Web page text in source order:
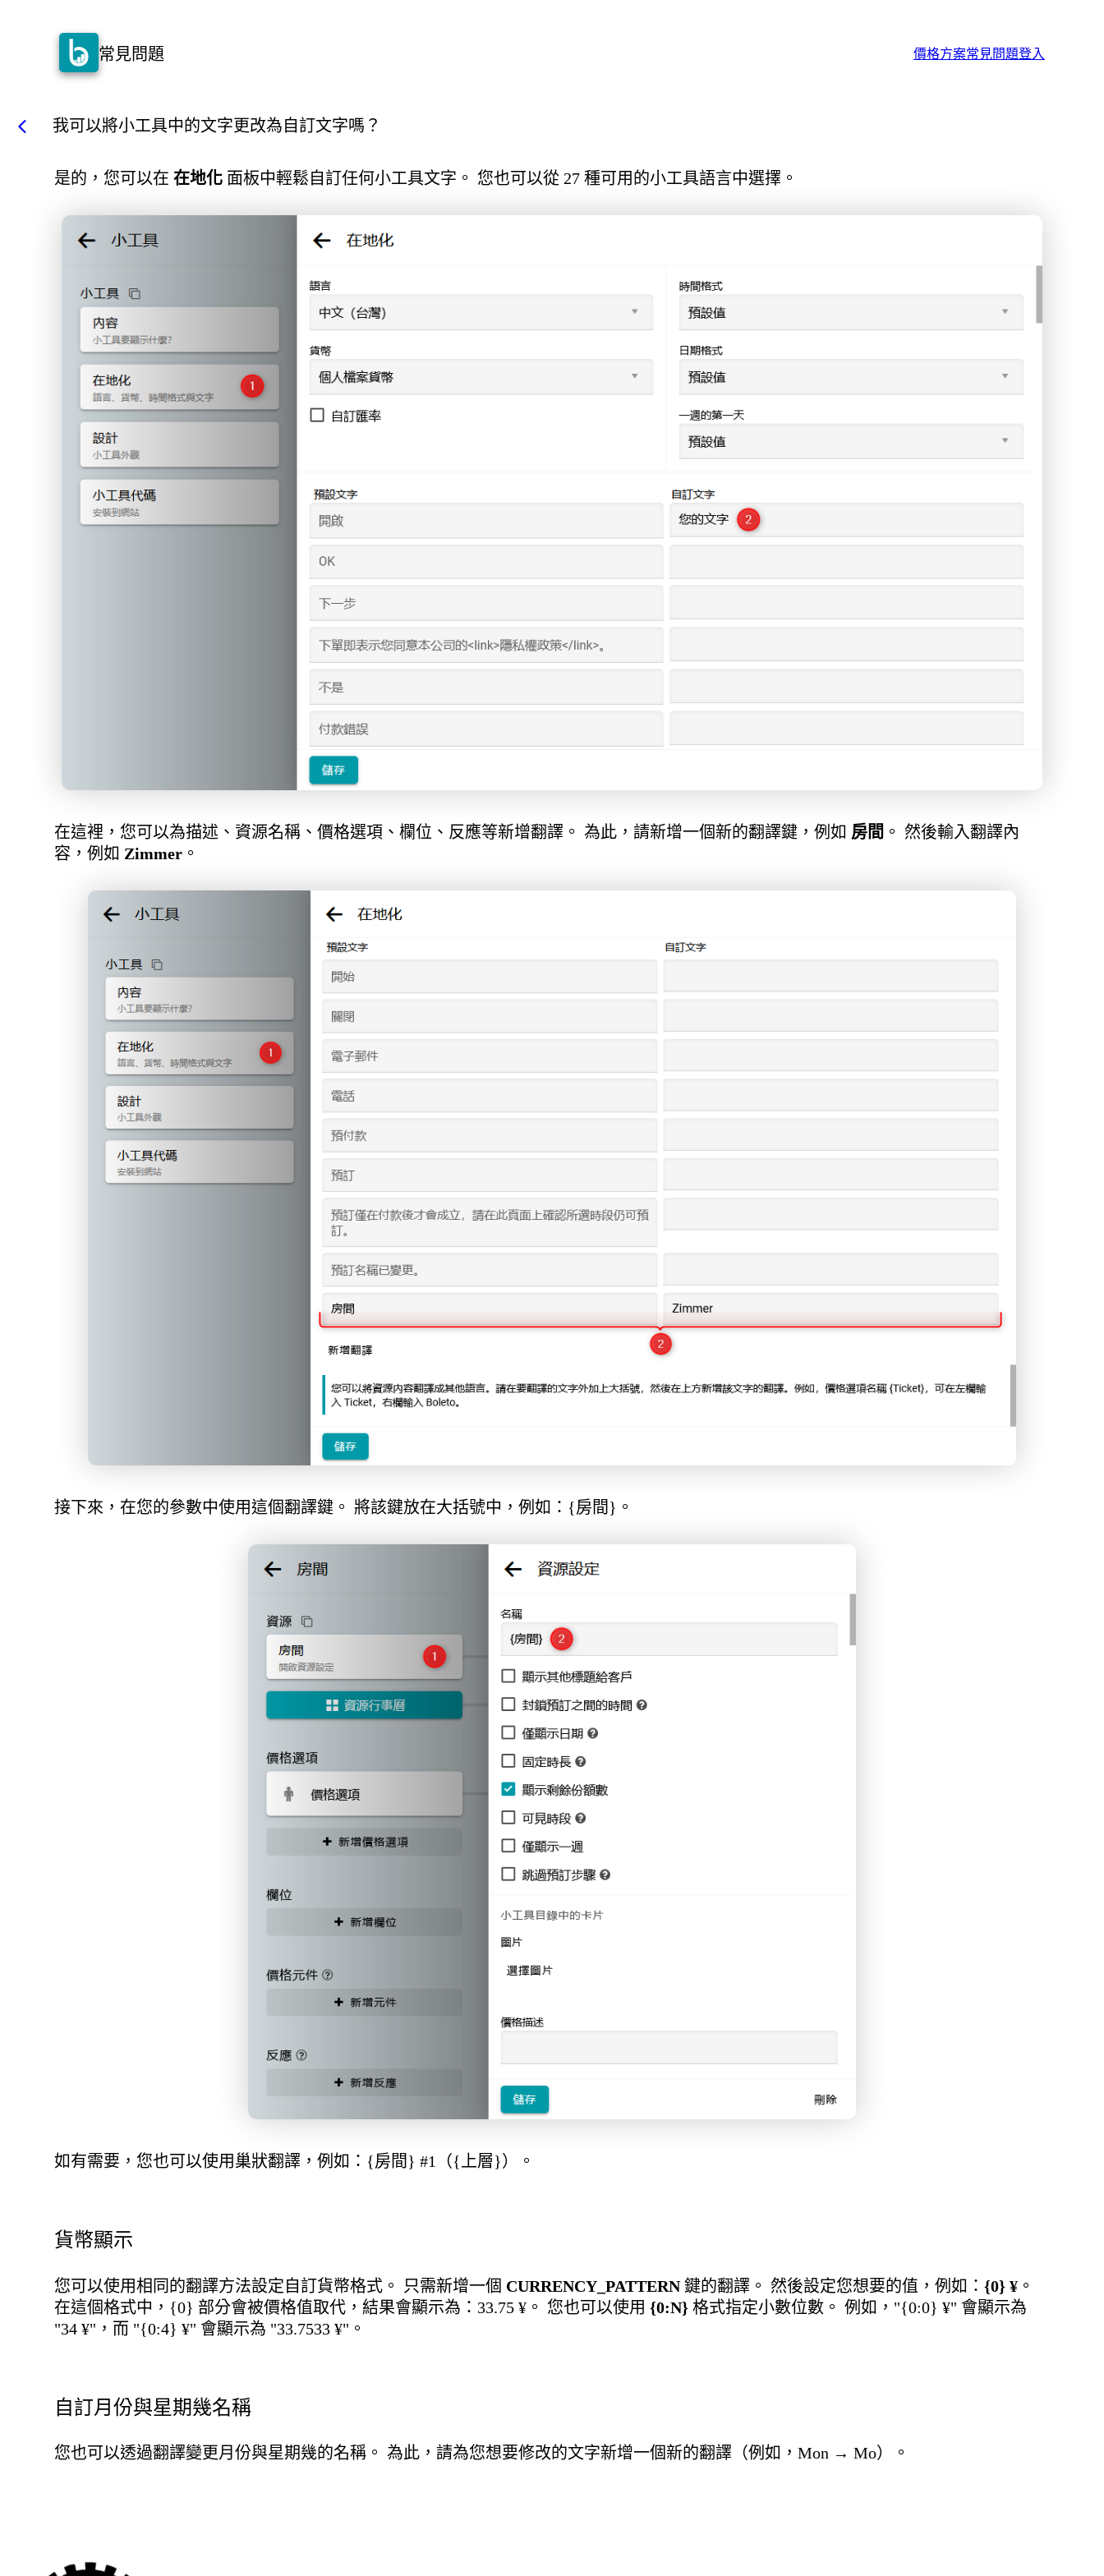
常見問題 價格方案常見問題登入
arrow_back_ios 我可以將小工具中的文字更改為自訂文字嗎？
是的，您可以在 在地化 面板中輕鬆自訂任何小工具文字。 您也可以從 27 種可用的小工具語言中選擇。
在這裡，您可以為描述、資源名稱、價格選項、欄位、反應等新增翻譯。 為此，請新增一個新的翻譯鍵，例如 房間 。 然後輸入翻譯內
容，例如 Zimmer 。
接下來，在您的參數中使用這個翻譯鍵。 將該鍵放在大括號中，例如：{房間}。
如有需要，您也可以使用巢狀翻譯，例如：{房間} #1（{上層}）。
貨幣顯示
您可以使用相同的翻譯方法設定自訂貨幣格式。 只需新增一個 CURRENCY_PATTERN鍵的翻譯。 然後設定您想要的值，例如： {0} ¥ 。
在這個格式中，{0} 部分會被價格值取代，結果會顯示為：33.75 ¥。 您也可以使用 {0:N} 格式指定小數位數。 例如，"{0:0} ¥" 會顯示為
"34 ¥"，而 "{0:4} ¥" 會顯示為 "33.7533 ¥"。
自訂月份與星期幾名稱
您也可以透過翻譯變更月份與星期幾的名稱。 為此，請為您想要修改的文字新增一個新的翻譯（例如，Mon → Mo）。